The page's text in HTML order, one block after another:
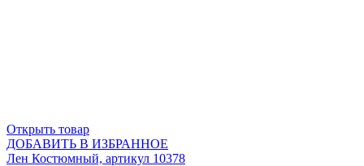
Открыть товар
ДОБАВИТЬ В ИЗБРАННОЕ
Лен Костюмный, артикул 10378